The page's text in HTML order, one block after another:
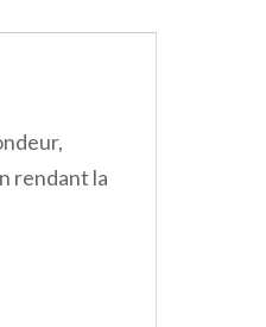
rendant la